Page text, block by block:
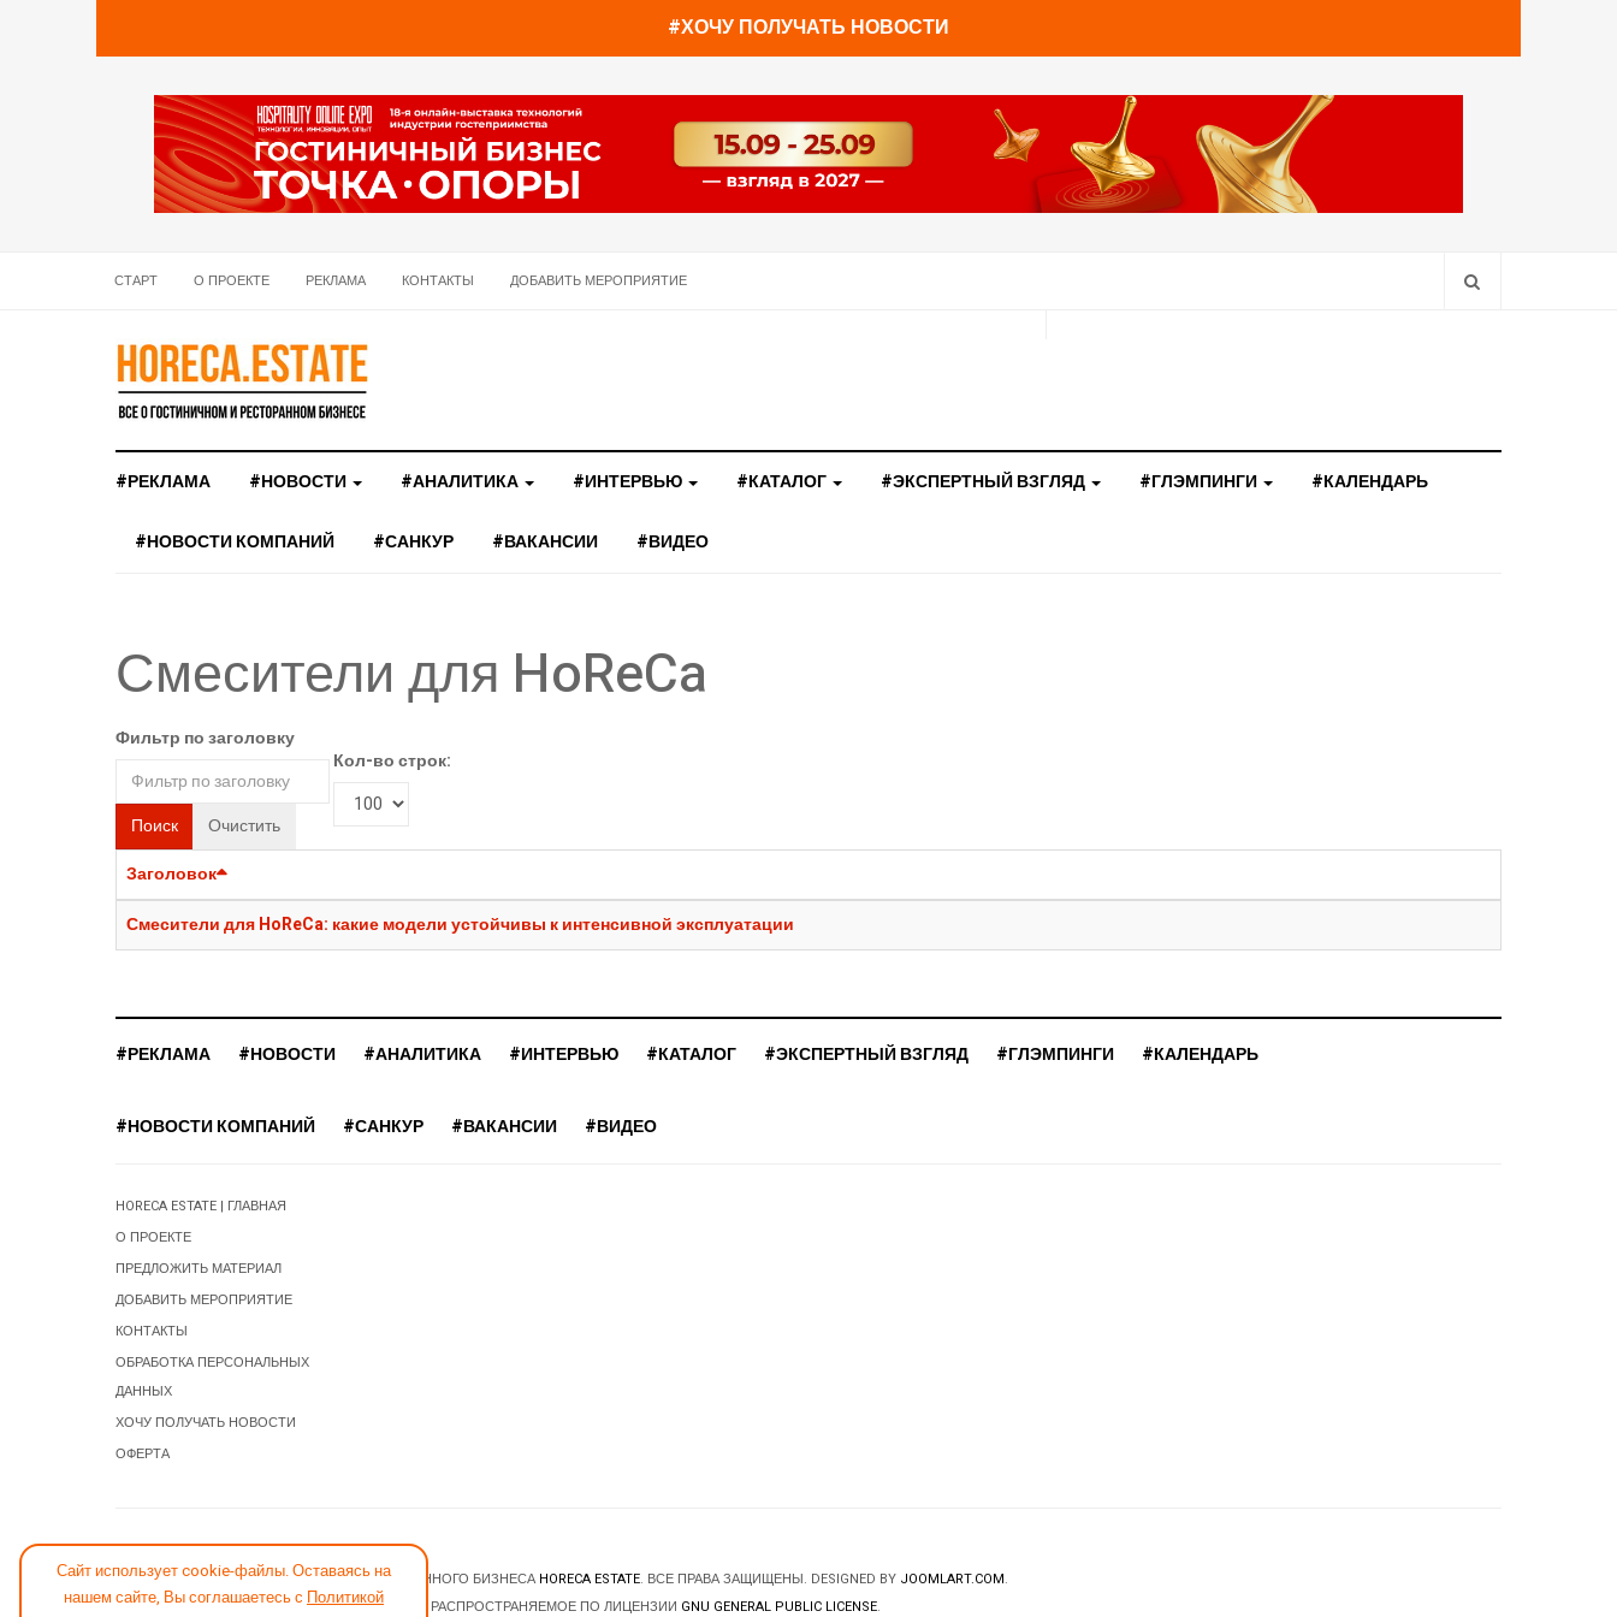
#ХОЧУ ПОЛУЧАТЬ НОВОСТИ
СТАРТ О ПРОЕКТЕ РЕКЛАМА КОНТАКТЫ ДОБАВИТЬ МЕРОПРИЯТИЕ
#РЕКЛАМА #НОВОСТИ #АНАЛИТИКА #ИНТЕРВЬЮ #КАТАЛОГ #ЭКСПЕРТНЫЙ ВЗГЛЯД #ГЛЭМПИНГИ #КАЛЕНДАРЬ
#НОВОСТИ КОМПАНИЙ #САНКУР #ВАКАНСИИ #ВИДЕО
Смесители для HoReCa
Фильтр по заголовку
Поиск Очистить
Кол-во строк:
Заголовок
Смесители для HoReCa: какие модели устойчивы к интенсивной эксплуатации
Сайт использует cookie-файлы. Оставаясь на
нашем сайте, Вы соглашаетесь с Политикой
#РЕКЛАМА #НОВОСТИ #АНАЛИТИКА #ИНТЕРВЬЮ #КАТАЛОГ #ЭКСПЕРТНЫЙ ВЗГЛЯД #ГЛЭМПИНГИ #КАЛЕНДАРЬ
#НОВОСТИ КОМПАНИЙ #САНКУР #ВАКАНСИИ #ВИДЕО
HORECA ESTATE | ГЛАВНАЯ
О ПРОЕКТЕ
ПРЕДЛОЖИТЬ МАТЕРИАЛ
ДОБАВИТЬ МЕРОПРИЯТИЕ
КОНТАКТЫ
ОБРАБОТКА ПЕРСОНАЛЬНЫХ
ДАННЫХ
ХОЧУ ПОЛУЧАТЬ НОВОСТИ
ОФЕРТА
© 2026 НОВОСТИ ГОСТИНИЧНОГО И РЕСТОРАННОГО БИЗНЕСА HORECA ESTATE. ВСЕ ПРАВА ЗАЩИЩЕНЫ. DESIGNED BY JOOMLART.COM.
JOOMLA! CMS- ПРОГРАММНОЕ ОБЕСПЕЧЕНИЕ, РАСПРОСТРАНЯЕМОЕ ПО ЛИЦЕНЗИИ GNU GENERAL PUBLIC LICENSE.